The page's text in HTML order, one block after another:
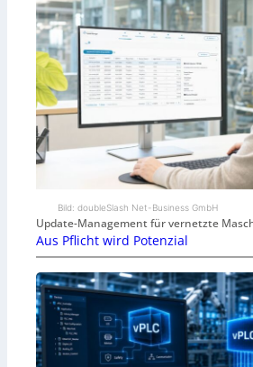
Bild: doubleSlash Net-Business GmbH
Update-Management für vernetzte
Aus Pflicht wird Potenzial